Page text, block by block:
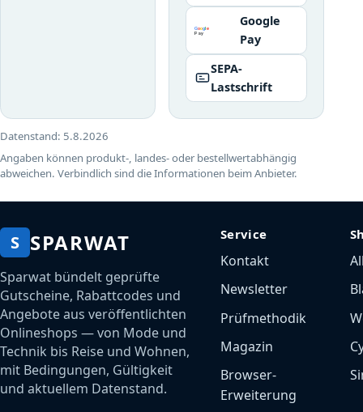
Google
Pay
SEPA-
Lastschrift
Datenstand: 5.8.2026
Angaben können produkt-, landes- oder bestellwertabhängig
abweichen. Verbindlich sind die Informationen beim Anbieter.
S SPARWAT
Sparwat bündelt geprüfte
Gutscheine, Rabattcodes und
Angebote aus veröffentlichten
Onlineshops — von Mode und
Technik bis Reise und Wohnen,
mit Bedingungen, Gültigkeit
und aktuellem Datenstand.
Service
Kontakt
Newsletter
Prüfmethodik
Magazin
Browser-
Erweiterung